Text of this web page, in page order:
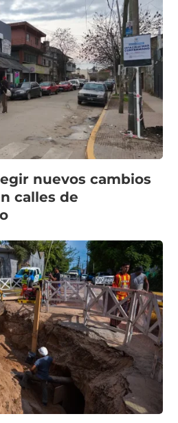
nuevos cambios
calles de